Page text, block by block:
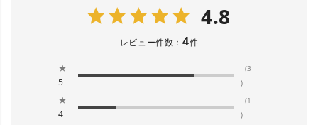
4.8
レビュー件数： 4件
★
5
(3
)
★
4
(1
)